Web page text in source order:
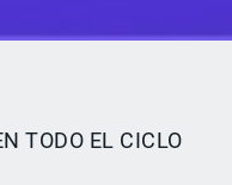
TODO EL CICLO